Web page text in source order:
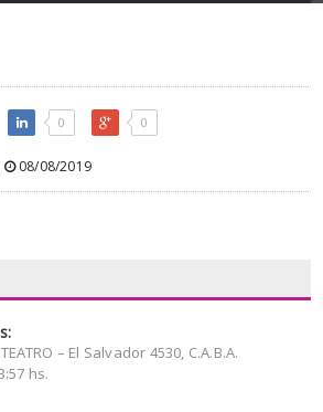
0 0
08/08/2019
– El Salvador 4530, C.A.B.A.
hs.